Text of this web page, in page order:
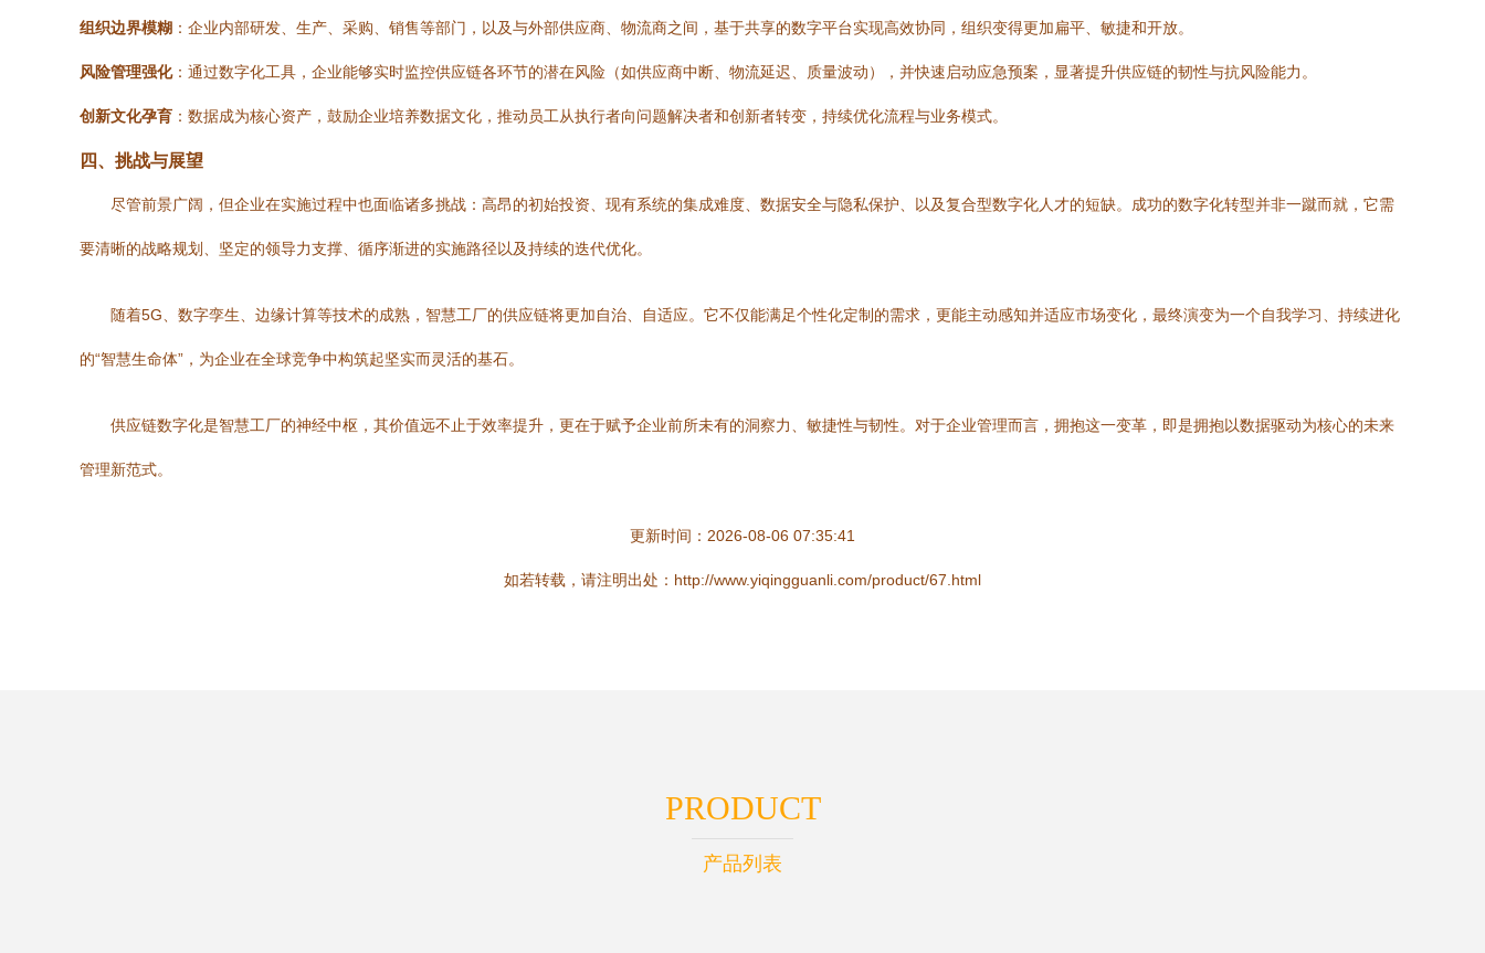
组织边界模糊 ：企业内部研发、生产、采购、销售等部门，以及与外部供应商、物流商之间，基于共享的数字平台实现高效协同，组织变得更加扁平、敏捷和开放。
风险管理强化：通过数字化工具，企业能够实时监控供应链各环节的潜在风险（如供应商中断、物流延迟、质量波动），并快速启动应急预案，显著提升供应链的韧性与抗风险能力。
创新文化孕育 ：数据成为核心资产，鼓励企业培养数据文化，推动员工从执行者向问题解决者和创新者转变，持续优化流程与业务模式。
四、挑战与展望
尽管前景广阔，但企业在实施过程中也面临诸多挑战：高昂的初始投资、现有系统的集成难度、数据安全与隐私保护、以及复合型数字化人才的短缺。成功的数字化转型并非一蹴而就，它需
要清晰的战略规划、坚定的领导力支撑、循序渐进的实施路径以及持续的迭代优化。
随着5G、数字孪生、边缘计算等技术的成熟，智慧工厂的供应链将更加自治、自适应。它不仅能满足个性化定制的需求，更能主动感知并适应市场变化，最终演变为一个自我学习、持续进化
的“智慧生命体”，为企业在全球竞争中构筑起坚实而灵活的基石。
供应链数字化是智慧工厂的神经中枢，其价值远不止于效率提升，更在于赋予企业前所未有的洞察力、敏捷性与韧性。对于企业管理而言，拥抱这一变革，即是拥抱以数据驱动为核心的未来
管理新范式。
更新时间：2026-08-06 07:35:41
如若转载，请注明出处：http://www.yiqingguanli.com/product/67.html
PRODUCT
产品列表